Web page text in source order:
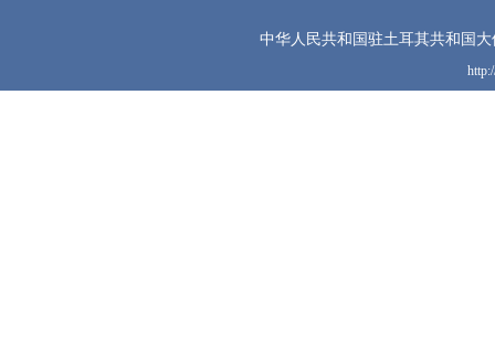
中华人民共和国驻土耳其共和国大